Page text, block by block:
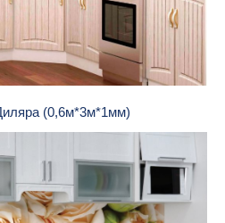
(0,6м*3м*1мм)